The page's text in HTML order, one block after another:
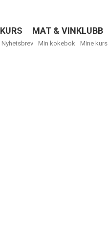
KURS MAT & VINKLUBB
Nyhetsbrev Min kokebok Mine kurs